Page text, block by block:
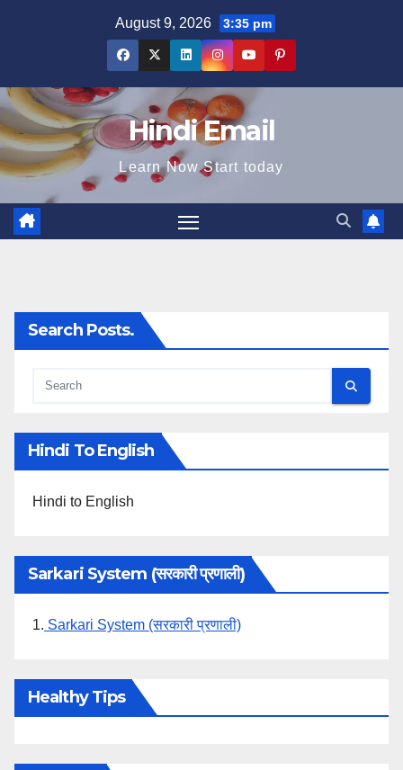
August 9, 2026 3:35 pm
Hindi Email
Learn Now Start today
Search Posts.
Hindi To English
Hindi to English
Sarkari System (सरकारी प्रणाली)
1. Sarkari System (सरकारी प्रणाली)
Healthy Tips